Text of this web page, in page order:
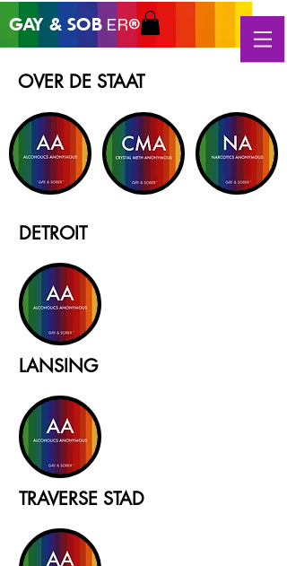
GAY & SOB ER®
OVER DE STAAT
DETROIT
LANSING
TRAVERSE STAD